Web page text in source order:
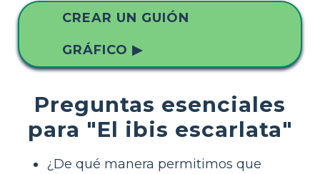
CREAR UN GUIÓN
GRÁFICO ▶
Preguntas esenciales
para "El ibis escarlata"
¿De qué manera permitimos que